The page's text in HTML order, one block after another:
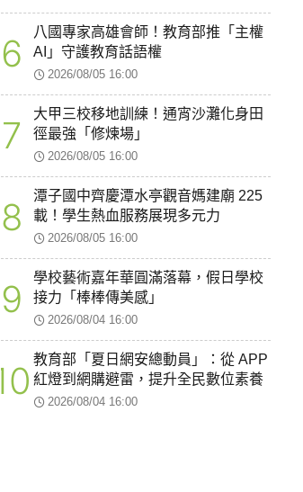
6
八國專家高雄會師！教育部推「主權
AI」守護教育話語權
2026/08/05 16:00
7
大甲三校移地訓練！通宵沙灘化身田
徑最強「修煉場」
2026/08/05 16:00
8
潭子國中齊慶潭水亭觀音媽建廟 225
載！學生熱血服務展現多元力
2026/08/05 16:00
9
學校藝術嘉年華圓滿落幕，假日學校
接力「棒棒傳美感」
2026/08/04 16:00
10 教育部「夏日網安總動員」：從 APP
紅燈到網購避雷，提升全民數位素養
2026/08/04 16:00